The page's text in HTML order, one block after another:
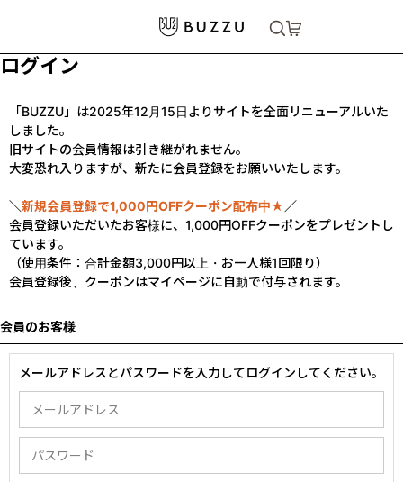
ログイン
「BUZZU」は2025年12月15日よりサイトを全面リニューアルいた
しました。
旧サイトの会員情報は引き継がれません。
大変恐れ入りますが、新たに会員登録をお願いいたします。
＼新規会員登録で1,000円OFFクーポン配布中★ ／
会員登録いただいたお客様に、1,000円OFFクーポンをプレゼントし
ています。
（使用条件：合計金額3,000円以上・お一人様1回限り）
会員登録後、クーポンはマイページに自動で付与されます。
会員のお客様
メールアドレスとパスワードを入力してログインしてください。